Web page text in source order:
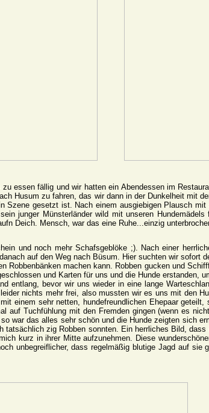
essen fällig und wir hatten ein Abendessen im
Husum zu fahren, das wir dann in der Dunkelheit mit
Szene gesetzt ist. Nach einem ausgiebigen Plausch
junger Münsterländer wild mit unseren
Deich. Mensch, war das eine Ruhe...einzig
und noch mehr Schafsgeblöke ;). Nach einer
auf den Weg nach Büsum. Hier suchten wir sofort
Robbenbänken machen kann. Robben gucken und
und Karten für uns und die Hunde erstanden,
entlang, bevor wir uns wieder in eine lange
nichts mehr frei, also mussten wir es uns mit den
einem sehr netten, hundefreundlichen Ehepaar
auf Tuchfühlung mit den Fremden gingen (wenn es
war das alles sehr schön und die Hunde zeigten sich
zig Robben sonnten. Ein herrliches Bild,
kurz in ihrer Mitte aufzunehmen. Diese
unbegreiflicher, dass regelmäßig blutige Jagd auf